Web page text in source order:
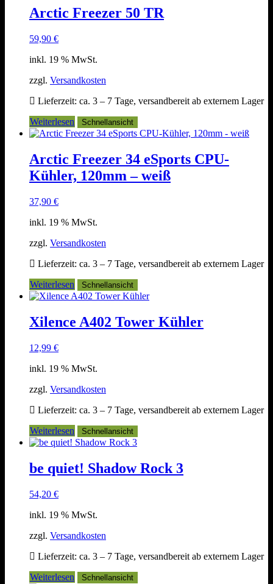
Arctic Freezer 50 TR
59,90 €
inkl. 19 % MwSt.
zzgl. Versandkosten
Lieferzeit: ca. 3 – 7 Tage, versandbereit ab externem Lager
Weiterlesen
Schnellansicht
Arctic Freezer 34 eSports CPU-
Kühler, 120mm – weiß
37,90 €
inkl. 19 % MwSt.
zzgl. Versandkosten
Lieferzeit: ca. 3 – 7 Tage, versandbereit ab externem Lager
Weiterlesen
Schnellansicht
Xilence A402 Tower Kühler
12,99 €
inkl. 19 % MwSt.
zzgl. Versandkosten
Lieferzeit: ca. 3 – 7 Tage, versandbereit ab externem Lager
Weiterlesen
Schnellansicht
be quiet! Shadow Rock 3
54,20 €
inkl. 19 % MwSt.
zzgl. Versandkosten
Lieferzeit: ca. 3 – 7 Tage, versandbereit ab externem Lager
Weiterlesen
Schnellansicht